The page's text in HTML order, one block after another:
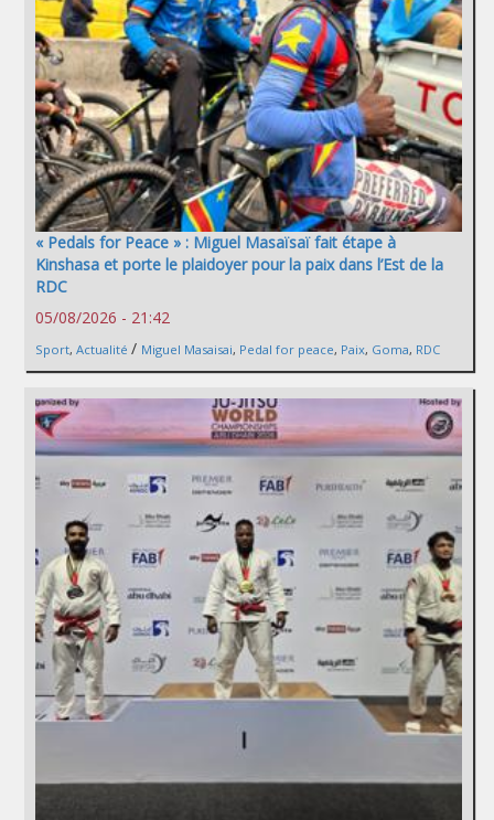
« Pedals for Peace » : Miguel Masaïsaï fait étape à
Kinshasa et porte le plaidoyer pour la paix dans l’Est de la
RDC
05/08/2026 - 21:42
Sport, Actualité / Miguel Masaisai, Pedal for peace, Paix, Goma, RDC